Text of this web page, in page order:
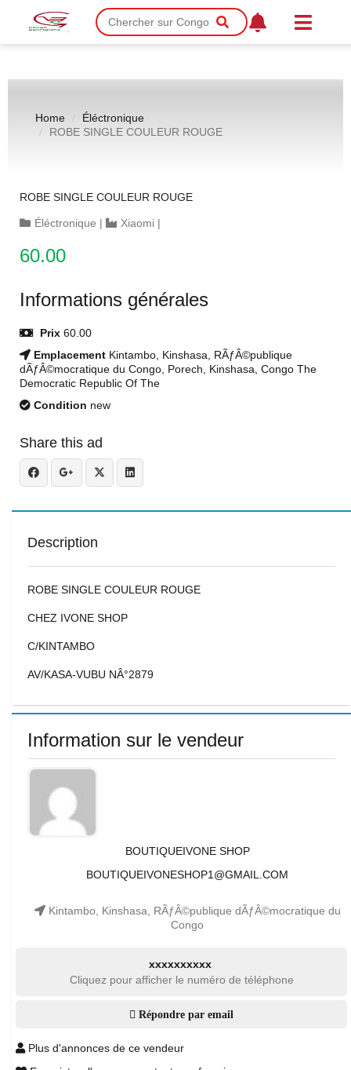
Home
Éléctronique
ROBE SINGLE COULEUR ROUGE
ROBE SINGLE COULEUR ROUGE
Éléctronique | Xiaomi |
60.00
Informations générales
Prix 60.00
Emplacement Kintambo, Kinshasa, RÃƒÂ©publique
dÃƒÂ©mocratique du Congo, Porech, Kinshasa, Congo The
Democratic Republic Of The
Condition new
Share this ad
Description
ROBE SINGLE COULEUR ROUGE
CHEZ IVONE SHOP
C/KINTAMBO
AV/KASA-VUBU NÂ°2879
Information sur le vendeur
BOUTIQUEIVONE SHOP
BOUTIQUEIVONESHOP1@GMAIL.COM
Kintambo, Kinshasa, RÃƒÂ©publique dÃƒÂ©mocratique du
Congo
xxxxxxxxxx
Cliquez pour afficher le numéro de téléphone
Répondre par email
Plus d'annonces de ce vendeur